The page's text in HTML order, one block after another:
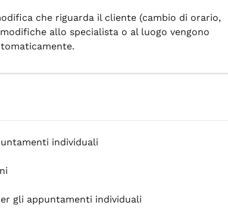
che riguarda il cliente (cambio di orario,
allo specialista o al luogo vengono
individuali
gli appuntamenti individuali